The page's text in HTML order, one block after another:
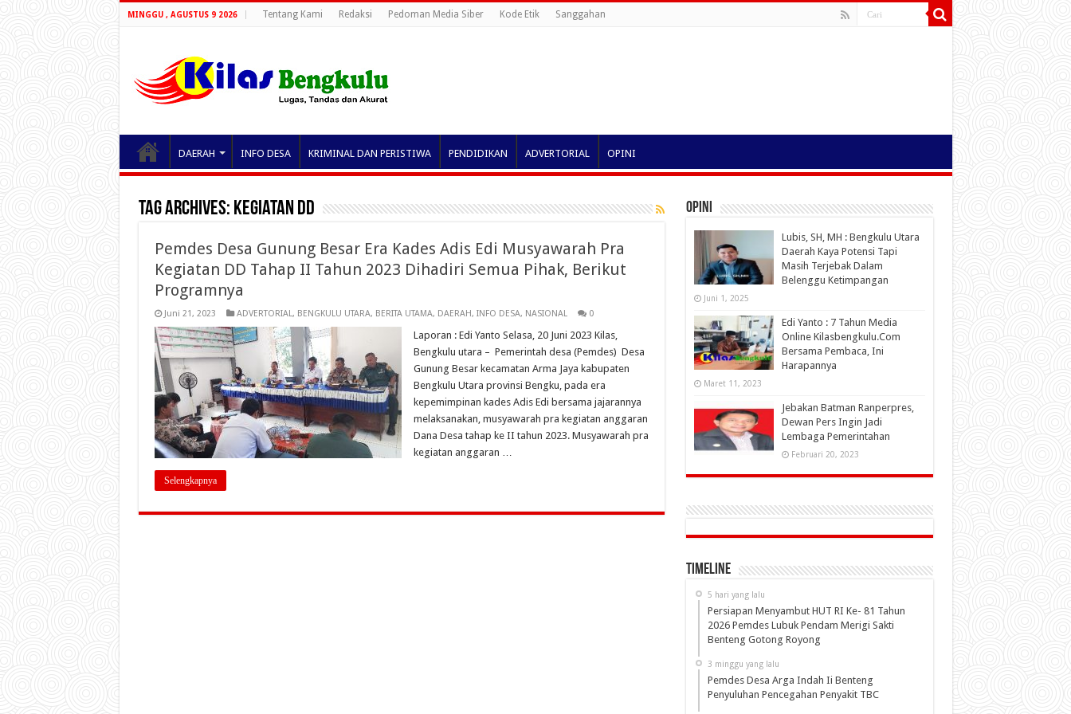
MINGGU , AGUSTUS 9 2026 Tentang Kami Redaksi Pedoman Media Siber Kode Etik Sanggahan
DAERAH INFO DESA KRIMINAL DAN PERISTIWA PENDIDIKAN ADVERTORIAL OPINI
Tag Archives: Kegiatan DD
Pemdes Desa Gunung Besar Era Kades Adis Edi Musyawarah Pra
Kegiatan DD Tahap II Tahun 2023 Dihadiri Semua Pihak, Berikut
Programnya
Juni 21, 2023 ADVERTORIAL, BENGKULU UTARA, BERITA UTAMA, DAERAH, INFO DESA, NASIONAL 0
Laporan : Edi Yanto Selasa, 20 Juni 2023 Kilas,
Bengkulu utara – Pemerintah desa (Pemdes) Desa
Gunung Besar kecamatan Arma Jaya kabupaten
Bengkulu Utara provinsi Bengku, pada era
kepemimpinan kades Adis Edi bersama jajarannya
melaksanakan, musyawarah pra kegiatan anggaran
Dana Desa tahap ke II tahun 2023. Musyawarah pra
kegiatan anggaran …
Selengkapnya
OPINI
Lubis, SH, MH : Bengkulu Utara
Daerah Kaya Potensi Tapi
Masih Terjebak Dalam
Belenggu Ketimpangan
Juni 1, 2025
Edi Yanto : 7 Tahun Media
Online Kilasbengkulu.Com
Bersama Pembaca, Ini
Harapannya
Maret 11, 2023
Jebakan Batman Ranperpres,
Dewan Pers Ingin Jadi
Lembaga Pemerintahan
Februari 20, 2023
Timeline
5 hari yang lalu
Persiapan Menyambut HUT RI Ke- 81 Tahun
2026 Pemdes Lubuk Pendam Merigi Sakti
Benteng Gotong Royong
3 minggu yang lalu
Pemdes Desa Arga Indah Ii Benteng
Penyuluhan Pencegahan Penyakit TBC